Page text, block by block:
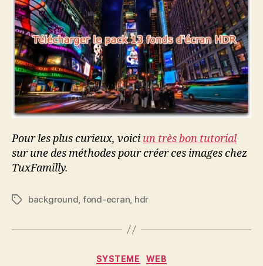
Pour les plus curieux, voici un très bon tutorial
sur une des méthodes pour créer ces images chez
TuxFamilly.
Étiquettes
background fond-ecran hdr
Catégories
SYSTEME WEB